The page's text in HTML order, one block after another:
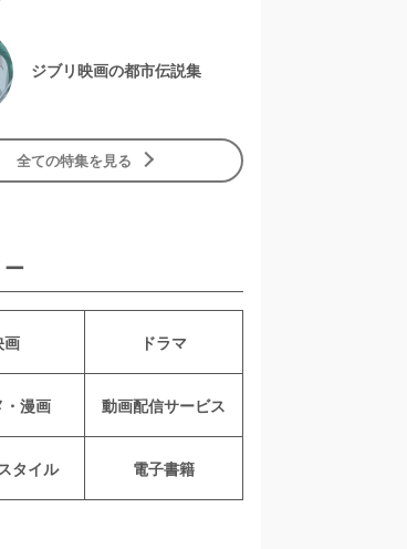
ジブリ映画の都市伝説集
全ての特集を見る
画 ドラマ
・漫画 動画配信サービス
タイル 電子書籍